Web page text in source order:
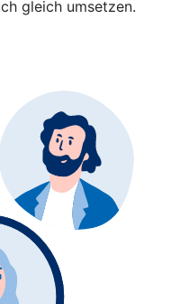
gleich umsetzen.